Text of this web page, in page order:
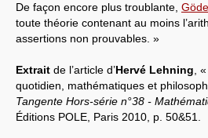
De façon encore plus troublante,
toute théorie contenant au moins
assertions non prouvables. »
Extrait de l’article d’Hervé Lehning,
quotidien, mathématiques et
Tangente Hors-série n°38 -
Éditions POLE, Paris 2010, p. 50&51.